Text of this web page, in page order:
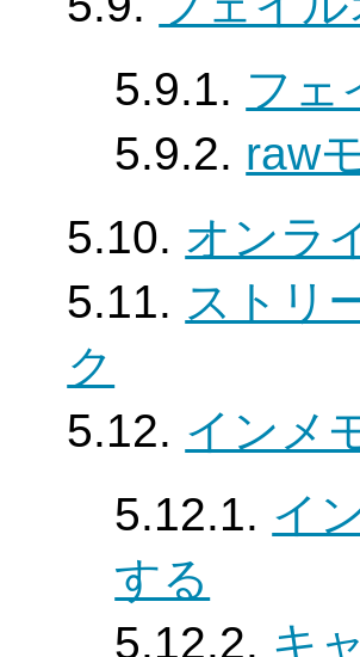
5.9.1. フェ
5.9.2. raw
5.10. オンラ
5.11. ストリ
ク
5.12. インメ
5.12.1. イ
する
5.12.2. キ